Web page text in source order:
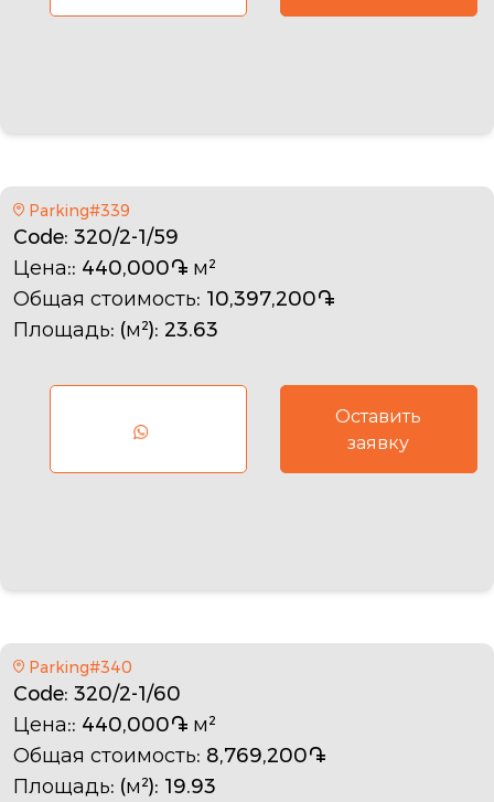
Parking#339
Code: 320/2-1/59
Цена:: 440,000֏ м²
Общая стоимость: 10,397,200֏
Площадь: (м²): 23.63
Оставить
заявку
Parking#340
Code: 320/2-1/60
Цена:: 440,000֏ м²
Общая стоимость: 8,769,200֏
Площадь: (м²): 19.93